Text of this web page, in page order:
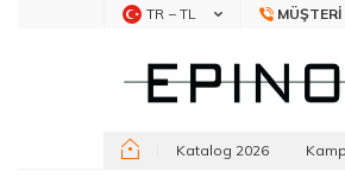
TR − TL
Katalog 2026